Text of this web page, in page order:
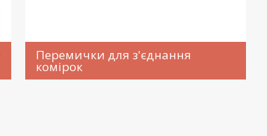
Перемички для з'єднання
комірок